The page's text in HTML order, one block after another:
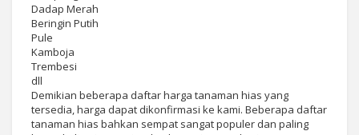
Dadap Merah
Beringin Putih
Pule
Kamboja
Trembesi
dll
Demikian beberapa daftar harga tanaman hias yang
tersedia, harga dapat dikonfirmasi ke kami. Beberapa daftar
tanaman hias bahkan sempat sangat populer dan paling